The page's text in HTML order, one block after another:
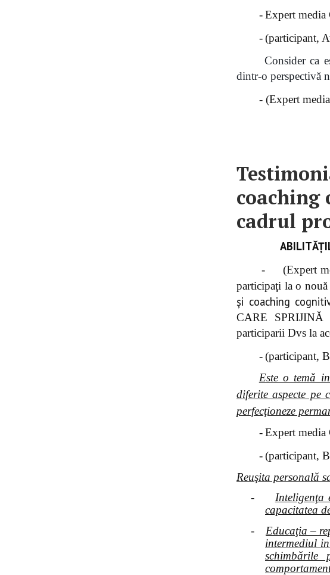
- Expert media
- (participant,
Consider ca
dintr-o perspectivă
- (Expert
coaching
cadrul
-
(Expert
participaţi la o
şi coaching
CARE SPRIJINĂ
participarii Dvs la
- (participant,
Este o temă
diferite aspecte pe
perfecţioneze
- Expert media
- (participant,
Reuşita personală
-
Inteligenţa
capacitatea
-
Educaţia –
intermediul